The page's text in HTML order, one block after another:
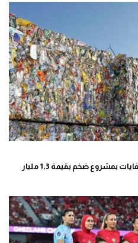
المغرب يراهن على التثمين الطاقي للنفايات بمشروع ضخم بقيمة 1,3 مليار